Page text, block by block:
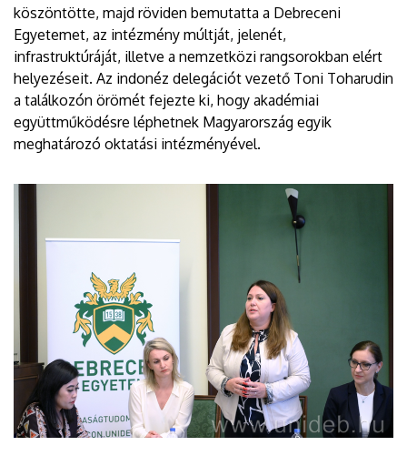
köszöntötte, majd röviden bemutatta a Debreceni
Egyetemet, az intézmény múltját, jelenét,
infrastruktúráját, illetve a nemzetközi rangsorokban elért
helyezéseit. Az indonéz delegációt vezető Toni Toharudin
a találkozón örömét fejezte ki, hogy akadémiai
együttműködésre léphetnek Magyarország egyik
meghatározó oktatási intézményével.